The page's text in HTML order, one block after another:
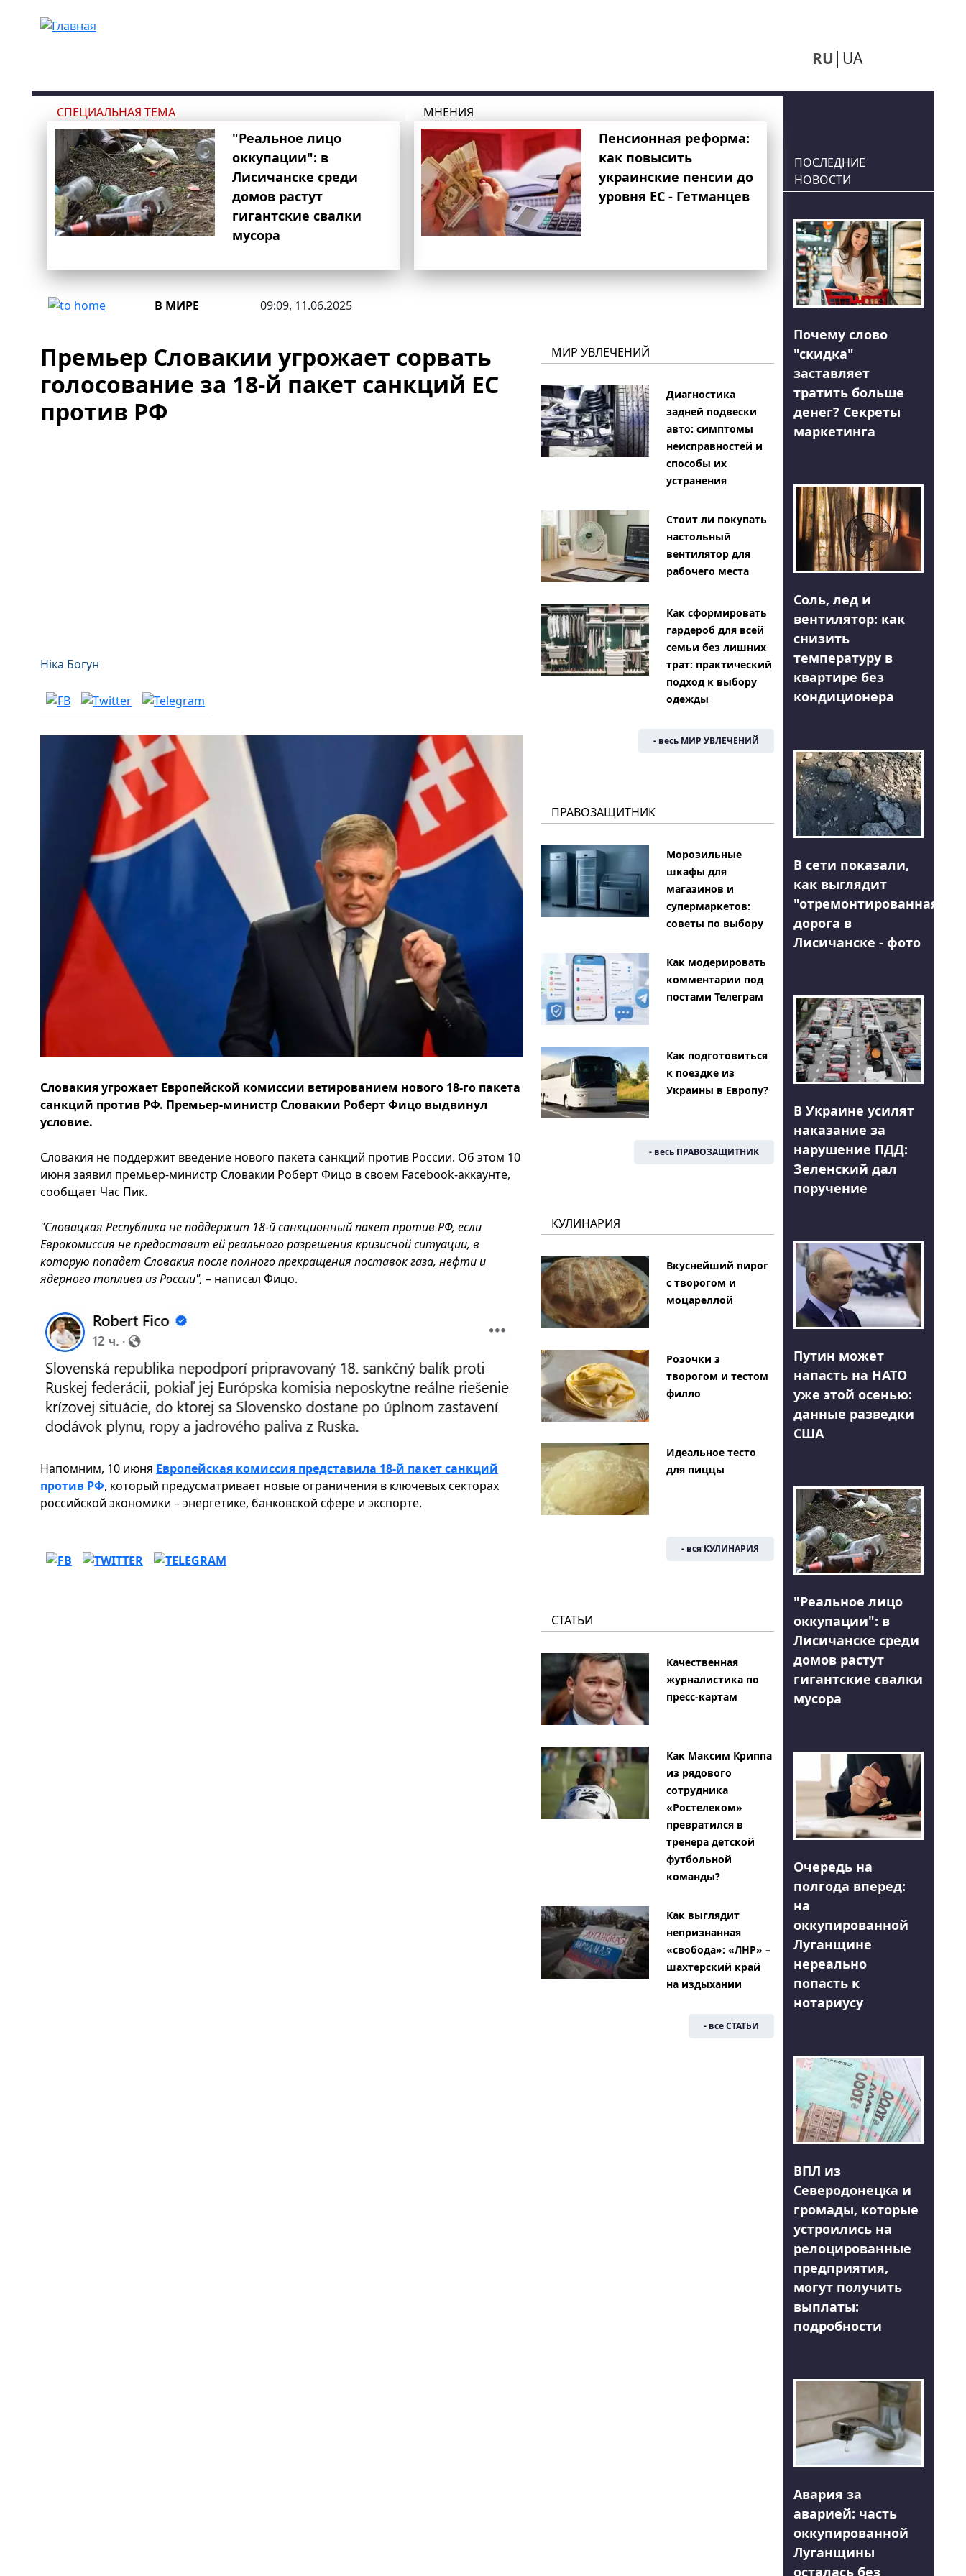
RU UA
СПЕЦИАЛЬНАЯ ТЕМА
"Реальное лицо
оккупации": в
Лисичанске среди
домов растут
гигантские свалки
мусора
МНЕНИЯ
Пенсионная реформа:
как повысить
украинские пенсии до
уровня ЕС - Гетманцев
В МИРЕ 09:09, 11.06.2025
Премьер Словакии угрожает сорвать
голосование за 18-й пакет санкций ЕС
против РФ
Ніка Богун
Словакия угрожает Европейской комиссии ветированием нового 18-го пакета
санкций против РФ. Премьер-министр Словакии Роберт Фицо выдвинул
условие.
Словакия не поддержит введение нового пакета санкций против России. Об этом 10
июня заявил премьер-министр Словакии Роберт Фицо в своем Facebook-аккаунте,
сообщает Час Пик.
"Словацкая Республика не поддержит 18-й санкционный пакет против РФ, если
Еврокомиссия не предоставит ей реального разрешения кризисной ситуации, в
которую попадет Словакия после полного прекращения поставок газа, нефти и
ядерного топлива из России", – написал Фицо.
Напомним, 10 июня Европейская комиссия представила 18-й пакет санкций
против РФ, который предусматривает новые ограничения в ключевых секторах
российской экономики – энергетике, банковской сфере и экспорте.
МИР УВЛЕЧЕНИЙ
Диагностика
задней подвески
авто: симптомы
неисправностей и
способы их
устранения
Стоит ли покупать
настольный
вентилятор для
рабочего места
Как сформировать
гардероб для всей
семьи без лишних
трат: практический
подход к выбору
одежды
- весь МИР УВЛЕЧЕНИЙ
ПРАВОЗАЩИТНИК
Морозильные
шкафы для
магазинов и
супермаркетов:
советы по выбору
Как модерировать
комментарии под
постами Телеграм
Как подготовиться
к поездке из
Украины в Европу?
- весь ПРАВОЗАЩИТНИК
КУЛИНАРИЯ
Вкуснейший пирог
с творогом и
моцареллой
Розочки з
творогом и тестом
филло
Идеальное тесто
для пиццы
- вся КУЛИНАРИЯ
СТАТЬИ
Качественная
журналистика по
пресс-картам
Как Максим Криппа
из рядового
сотрудника
«Ростелеком»
превратился в
тренера детской
футбольной
команды?
Как выглядит
непризнанная
«свобода»: «ЛНР» –
шахтерский край
на издыхании
- все СТАТЬИ
ПОСЛЕДНИЕ
НОВОСТИ
Почему слово
"скидка"
заставляет
тратить больше
денег? Секреты
маркетинга
Соль, лед и
вентилятор: как
снизить
температуру в
квартире без
кондиционера
В сети показали,
как выглядит
"отремонтированная"
дорога в
Лисичанске - фото
В Украине усилят
наказание за
нарушение ПДД:
Зеленский дал
поручение
Путин может
напасть на НАТО
уже этой осенью:
данные разведки
США
"Реальное лицо
оккупации": в
Лисичанске среди
домов растут
гигантские свалки
мусора
Очередь на
полгода вперед:
на
оккупированной
Луганщине
нереально
попасть к
нотариусу
ВПЛ из
Северодонецка и
громады, которые
устроились на
релоцированные
предприятия,
могут получить
выплаты:
подробности
Авария за
аварией: часть
оккупированной
Луганщины
осталась без